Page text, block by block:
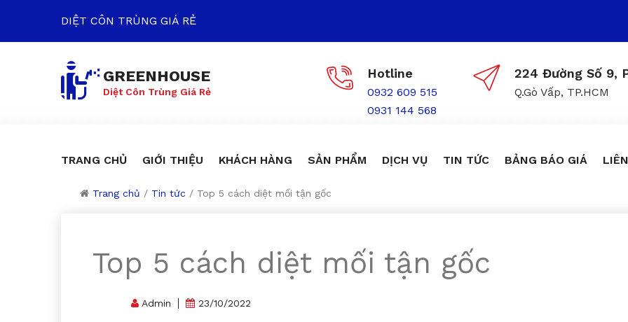
DIỆT CÔN TRÙNG GIÁ RẺ
GREENHOUSE
Diệt Côn Trùng Giá Rẻ
Hotline
0932 609 515
0931 144 568
224 Đường Số 9,
Q.Gò Vấp, TP.HCM
TRANG CHỦ GIỚI THIỆU KHÁCH HÀNG SẢN PHẨM DỊCH VỤ TIN TỨC BẢNG BÁO GIÁ
Trang chủ / Tin tức / Top 5 cách diệt mối tận gốc
Top 5 cách diệt mối tận gốc
Admin 23/10/2022